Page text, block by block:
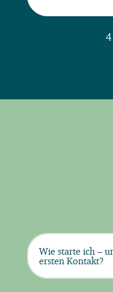
Wie starte ich –
ersten Kontakt?